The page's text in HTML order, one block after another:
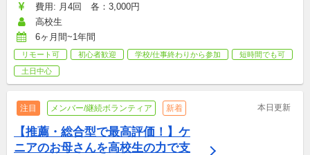
費用: 月4回　各：3,000円
高校生
6ヶ月間~1年間
リモート可 初心者歓迎 学校/仕事終わりから参加
短時間でも可
土日中心
注目 メンバー/継続ボランティア 新着 本日更新
【推薦・総合型で最高評価！】ケ
ニアのお母さんを高校生の力で支